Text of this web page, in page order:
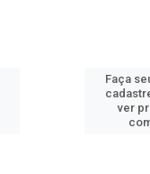
Faça
ver